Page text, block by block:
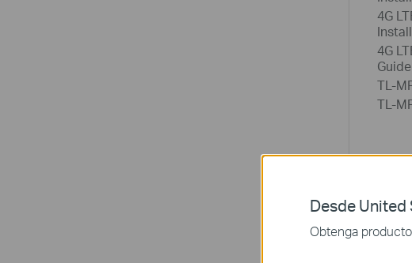
4G
4G
Guide
TL-
TL-
Desde United
Obtenga